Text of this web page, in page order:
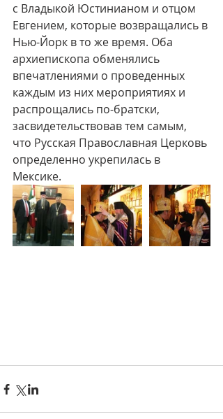
с Владыкой Юстинианом и отцом
Евгением, которые возвращались в
Нью-Йорк в то же время. Оба
архиепископа обменялись
впечатлениями о проведенных
каждым из них мероприятиях и
распрощались по-братски,
засвидетельствовав тем самым,
что Русская Православная Церковь
определенно укрепилась в
Мексике.